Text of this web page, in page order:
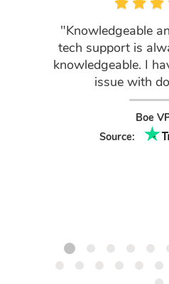
"Knowledgeable
tech support is
knowledgeable. I
issue with
Boe
Source: